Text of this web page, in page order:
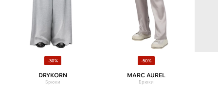
-30%
DRYKORN
Брюки
-50%
MARC AUREL
Брюки